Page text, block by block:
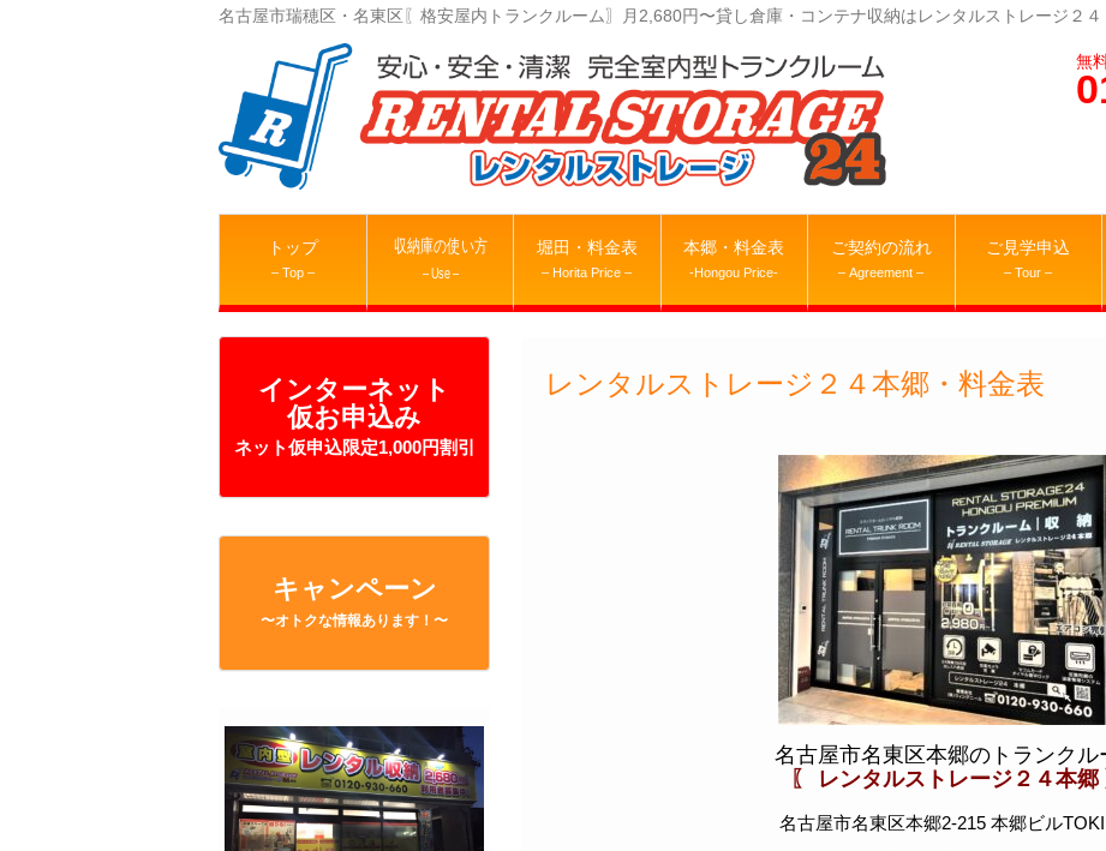
名古屋市瑞穂区・名東区〖格安屋内トランクルーム〗月2,680円〜貸し倉庫・コンテナ収納はレンタルストレージ２４
トップ
– Top –
収納庫の使い方
– Use –
堀田・料金表
– Horita Price –
本郷・料金表
-Hongou Price-
ご契約の流れ
– Agreement –
ご見学申込
– Tour –
インターネット
仮お申込み
ネット仮申込限定1,000円割引
キャンペーン
〜オトクな情報あります！〜
レンタルストレージ２４本郷・料金表
名古屋市名東区本郷のトランクル
〖 レンタルストレージ２４本郷
名古屋市名東区本郷2-215 本郷ビルTOKI